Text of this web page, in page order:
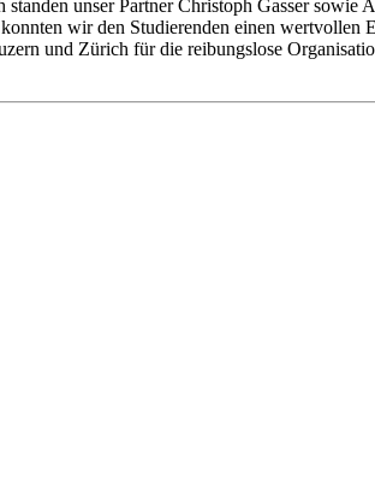
unser Partner Christoph Gasser sowie
wir den Studierenden einen wertvollen
und Zürich für die reibungslose